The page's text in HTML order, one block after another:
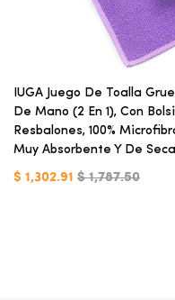
IUGA Juego De Toalla
De Mano (2 En 1), Con
Resbalones, 100%
Muy Absorbente Y De
$ 1,302.91 $ 1,787.50